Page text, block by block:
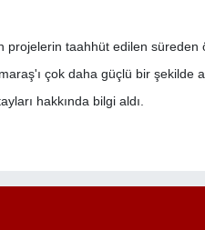
projelerin taahhüt edilen süreden
çok daha güçlü bir şekilde
hakkında bilgi aldı.